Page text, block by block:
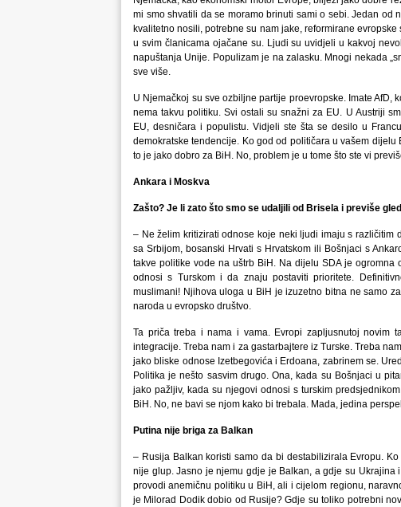
mi smo shvatili da se moramo brinuti sami o sebi. Jedan od
kvalitetno nosili, potrebne su nam jake, reformirane
u svim članicama ojačane su. Ljudi su uvidjeli u kakvoj
napuštanja Unije. Populizam je na zalasku. Mnogi nekada
sve više.
U Njemačkoj su sve ozbiljne partije proevropske. Imate
nema takvu politiku. Svi ostali su snažni za EU. U Austriji
EU, desničara i populistu. Vidjeli ste šta se desilo u
demokratske tendencije. Ko god od političara u vašem
to je jako dobro za BiH. No, problem je u tome što ste vi
Ankara i Moskva
Zašto? Je li zato što smo se udaljili od Brisela i previše
– Ne želim kritizirati odnose koje neki ljudi imaju s različitim
sa Srbijom, bosanski Hrvati s Hrvatskom ili Bošnjaci s
takve politike vode na uštrb BiH. Na dijelu SDA je
odnosi s Turskom i da znaju postaviti prioritete.
muslimani! Njihova uloga u BiH je izuzetno bitna ne samo
naroda u evropsko društvo.
Ta priča treba i nama i vama. Evropi zapljusnutoj novim
integracije. Treba nam i za gastarbajtere iz Turske. Treba
jako bliske odnose Izetbegovića i Erdoana, zabrinem se.
Politika je nešto sasvim drugo. Ona, kada su Bošnjaci u
jako pažljiv, kada su njegovi odnosi s turskim
BiH. No, ne bavi se njom kako bi trebala. Mada, jedina
Putina nije briga za Balkan
– Rusija Balkan koristi samo da bi destabilizirala Evropu.
nije glup. Jasno je njemu gdje je Balkan, a gdje su
provodi anemičnu politiku u BiH, ali i cijelom regionu,
je Milorad Dodik dobio od Rusije? Gdje su toliko potrebni